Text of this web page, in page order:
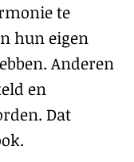
te
hun eigen
Anderen
en
Dat